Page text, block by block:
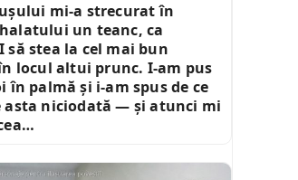
mi-a strecurat în
un teanc, ca
să stea la cel mai bun
locul altui prunc. I-am pus
în palmă și i-am spus de ce
asta niciodată — și atunci mi